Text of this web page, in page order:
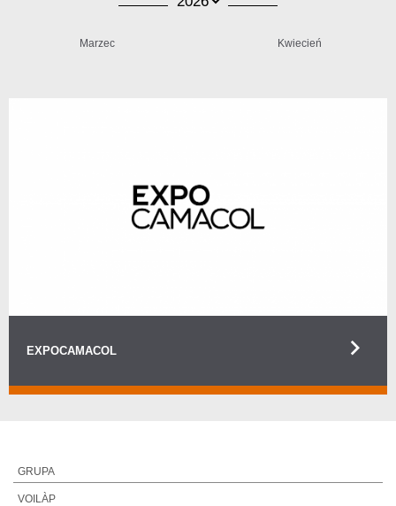
Marzec Kwiecień
EXPOCAMACOL keyboard_arrow_right
GRUPA
VOILÀP